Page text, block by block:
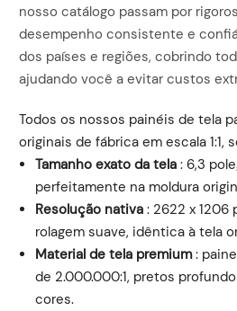
nosso catálogo passam por
desempenho consistente e
dos países e regiões, cobrindo
ajudando você a evitar custos
Todos os nossos painéis de tela
originais de fábrica em escala
Tamanho exato da tela : 6,3
perfeitamente na moldura
Resolução nativa : 2622 x
rolagem suave, idêntica à tela
Material de tela premium:
de 2.000.000:1, pretos
cores.